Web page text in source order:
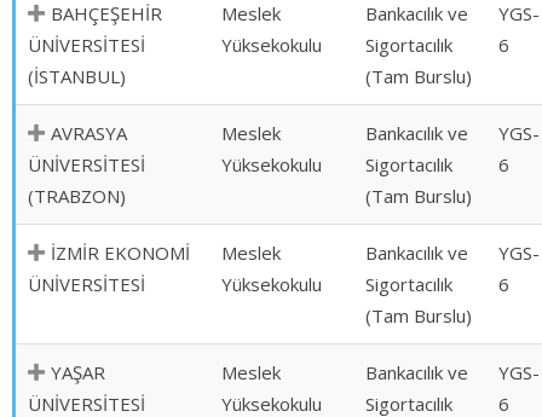
BAHÇEŞEHİR
ÜNİVERSİTESİ
(İSTANBUL)
Meslek
Yüksekokulu
Bankacılık ve
Sigortacılık
(Tam Burslu)
YGS-
6
AVRASYA
ÜNİVERSİTESİ
(TRABZON)
Meslek
Yüksekokulu
Bankacılık ve
Sigortacılık
(Tam Burslu)
YGS-
6
İZMİR EKONOMİ
ÜNİVERSİTESİ
Meslek
Yüksekokulu
Bankacılık ve
Sigortacılık
(Tam Burslu)
YGS-
6
YAŞAR
ÜNİVERSİTESİ
Meslek
Yüksekokulu
Bankacılık ve
Sigortacılık
YGS-
6